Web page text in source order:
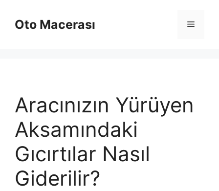
Oto Macerası Menü
Aracınızın Yürüyen
Aksamındaki
Gıcırtılar Nasıl
Giderilir?